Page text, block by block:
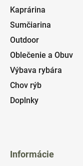
Kaprárina
Sumčiarina
Outdoor
Oblečenie a Obuv
Výbava rybára
Chov rýb
Doplnky
Informácie